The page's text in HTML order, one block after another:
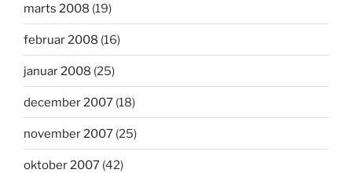
marts 2008 (19)
februar 2008 (16)
januar 2008 (25)
december 2007 (18)
november 2007 (25)
oktober 2007 (42)